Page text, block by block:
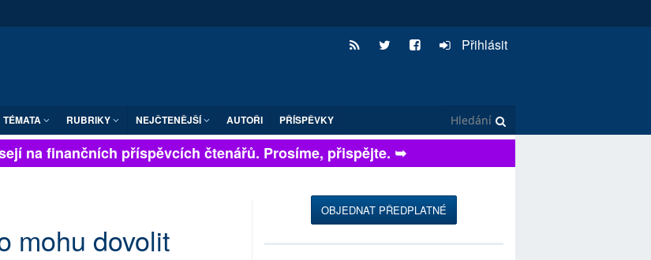
Přihlásit
TÉMATA RUBRIKY NEJČTENĚJŠÍ AUTOŘI PŘÍSPĚVKY
na finančních příspěvcích čtenářů. Prosíme, přispějte. ➥
mohu dovolit
OBJEDNAT PŘEDPLATNÉ